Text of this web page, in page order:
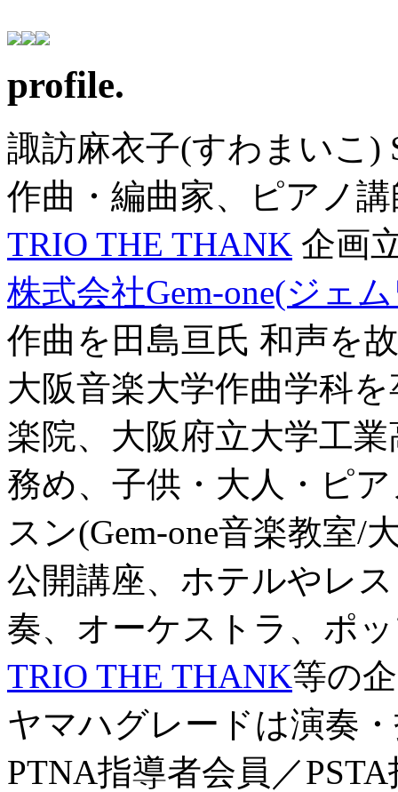
profile.
諏訪麻衣子(すわまいこ)
作曲・編曲家、ピアノ
TRIO THE THANK 企画
株式会社Gem-one(ジェ
作曲を田島亘氏 和声を
大阪音楽大学作曲学科
楽院、大阪府立大学工
務め、子供・大人・ピ
スン(Gem-one音楽教室/
公開講座、ホテルやレ
奏、オーケストラ、ポ
TRIO THE THANK等の
ヤマハグレードは演奏
PTNA指導者会員／